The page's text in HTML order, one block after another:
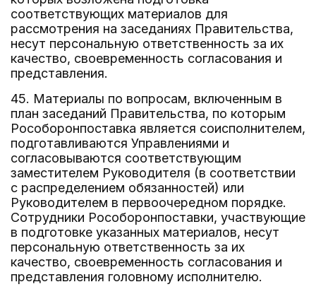
соответствующих материалов для
рассмотрения на заседаниях Правительства,
несут персональную ответственность за их
качество, своевременность согласования и
представления.
45. Материалы по вопросам, включенным в
план заседаний Правительства, по которым
Рособоронпоставка является соисполнителем,
подготавливаются Управлениями и
согласовываются соответствующим
заместителем Руководителя (в соответствии
с распределением обязанностей) или
Руководителем в первоочередном порядке.
Сотрудники Рособоронпоставки, участвующие
в подготовке указанных материалов, несут
персональную ответственность за их
качество, своевременность согласования и
представления головному исполнителю.